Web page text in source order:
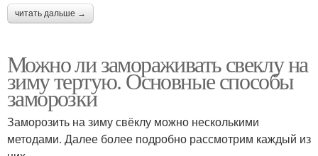
читать дальше →
Можно ли замораживать свеклу на
зиму тертую. Основные способы
заморозки
Заморозить на зиму свёклу можно несколькими
методами. Далее более подробно рассмотрим каждый из